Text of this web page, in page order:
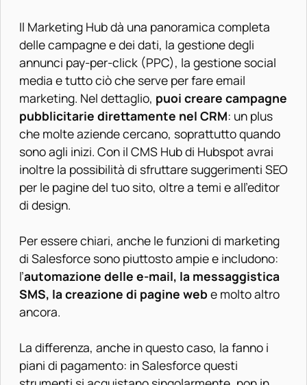
Il Marketing Hub dà una panoramica completa
delle campagne e dei dati, la gestione degli
annunci pay-per-click (PPC), la gestione social
media e tutto ciò che serve per fare email
marketing. Nel dettaglio, puoi creare campagne
pubblicitarie direttamente nel CRM: un plus
che molte aziende cercano, soprattutto quando
sono agli inizi. Con il CMS Hub di Hubspot avrai
inoltre la possibilità di sfruttare suggerimenti SEO
per le pagine del tuo sito, oltre a temi e all’editor
di design.
Per essere chiari, anche le funzioni di marketing
di Salesforce sono piuttosto ampie e includono:
l’automazione delle e-mail, la messaggistica
SMS, la creazione di pagine webe molto altro
ancora.
La differenza, anche in questo caso, la fanno i
piani di pagamento: in Salesforce questi